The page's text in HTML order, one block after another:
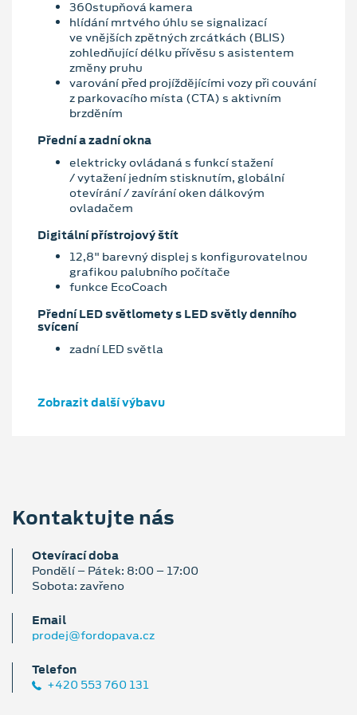
360stupňová kamera
hlídání mrtvého úhlu se signalizací
ve vnějších zpětných zrcátkách (BLIS)
zohledňující délku přívěsu s asistentem
změny pruhu
varování před projíždějícími vozy při couvání
z parkovacího místa (CTA) s aktivním
brzděním
Přední a zadní okna
elektricky ovládaná s funkcí stažení
/ vytažení jedním stisknutím, globální
otevírání / zavírání oken dálkovým
ovladačem
Digitální přístrojový štít
12,8" barevný displej s konfigurovatelnou
grafikou palubního počítače
funkce EcoCoach
Přední LED světlomety s LED světly denního
svícení
zadní LED světla
Zobrazit další výbavu
Kontaktujte nás
Otevírací doba
Pondělí – Pátek: 8:00 – 17:00
Sobota: zavřeno
Email
prodej@fordopava.cz
Telefon
+420 553 760 131